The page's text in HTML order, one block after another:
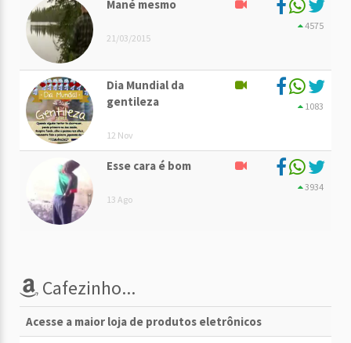
Mané mesmo
21/03/2015
4575
Dia Mundial da
gentileza
12 Nov
1083
Esse cara é bom
13 Ago
3934
Cafezinho...
Acesse a maior loja de produtos eletrônicos